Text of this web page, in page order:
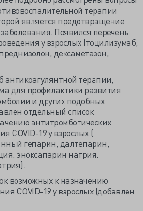
терапии
является предотвращение
Появился перечень
у взрослых (тоцилизумаб,
дексаметазон,
антикоагулянтной терапии,
для профилактики развития
и других подобных
отдельный список
антитромботических
COVID-19 у взрослых (
гепарин, далтепарин,
эноксапарин натрия,
возможных к назначению
COVID-19 у взрослых (добавлен